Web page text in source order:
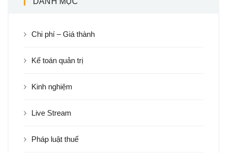
Chi phí – Giá thành
Kế toán quản trị
Kinh nghiệm
Live Stream
Pháp luật thuế